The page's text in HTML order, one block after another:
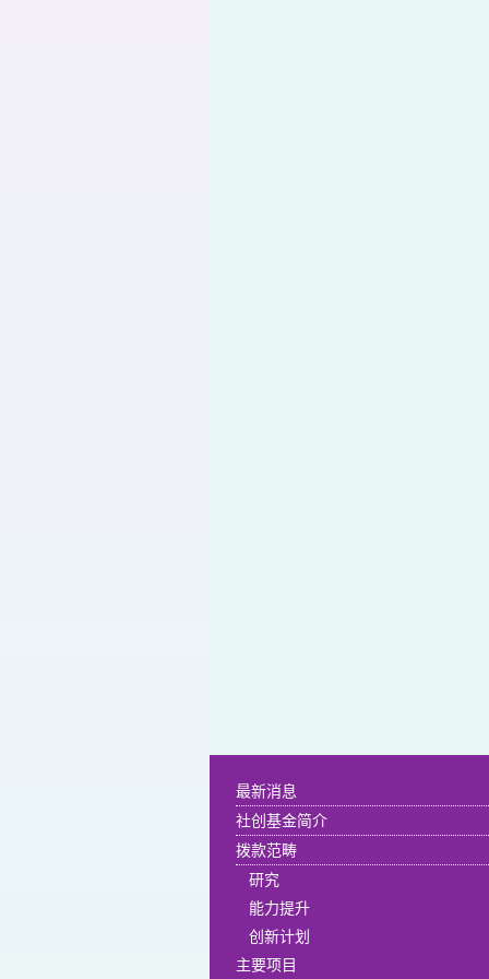
最新消息
社创基金简介
拨款范畴
研究
能力提升
创新计划
主要项目